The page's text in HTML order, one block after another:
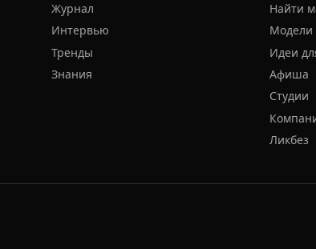
Журнал
Интервью
Тренды
Знания
Найти
Модели
Идеи
Афиша
Студии
Ликбез